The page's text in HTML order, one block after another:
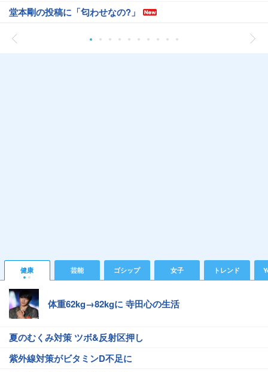
堂本剛の投稿に「匂わせなの?」
健康 芸能 ゴシップ 女子 トレンド
体重62kg→82kgに 寺田心の生活
夏のむくみ対策 ツボ&反射区押し
紫外線対策がビタミンD不足に